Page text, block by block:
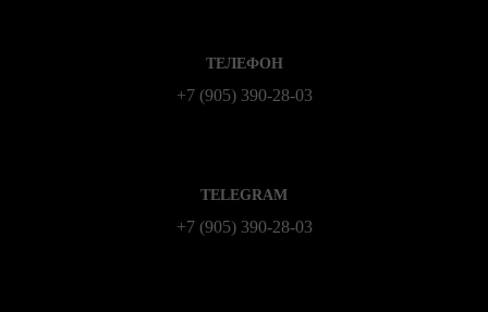
ТЕЛЕФОН
+7 (905) 390-28-03
TELEGRAM
+7 (905) 390-28-03